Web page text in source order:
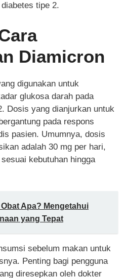
tipe 2.
Diamicron
digunakan untuk
glukosa darah pada
Dosis yang dianjurkan untuk
pada respons
pasien. Umumnya, dosis
adalah 30 mg per hari,
kebutuhan hingga
Obat Apa? Mengetahui
yang Tepat
sebelum makan untuk
Penting bagi pengguna
diresepkan oleh dokter